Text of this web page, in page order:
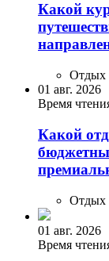
Какой
Отдых
01 авг. 2026
Время
Какой
Отдых
01 авг. 2026
Время